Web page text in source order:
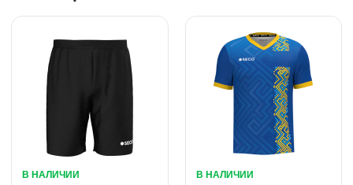
В НАЛИЧИИ В НАЛИЧИИ